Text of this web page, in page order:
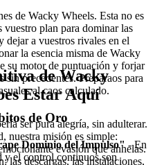
de Wacky Wheels. Esta no es
vuestro plan para dominar las
dejar a vuestros rivales en el
la esencia misma de Wacky
su motor de puntuación y forjar
precedentes. Preparaos para
al caos calculado.
de Oro
Dominio del Impulso"- En
y el control continuos son
de Wacky
Estar Aquí
ser pura alegría, sin adulterar.
nuestra misión es simple:
evasión que anhelas.
las descargas, las instalaciones,